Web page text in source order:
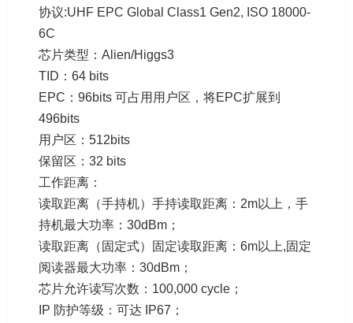
协议:UHF EPC Global Class1 Gen2, ISO 18000-
6C
芯片类型：Alien/Higgs3
TID：64 bits
EPC：96bits 可占用用户区，将EPC扩展到
496bits
用户区：512bits
保留区：32 bits
工作距离：
读取距离（手持机）手持读取距离：2m以上，手
持机最大功率：30dBm；
读取距离（固定式）固定读取距离：6m以上,固定
阅读器最大功率：30dBm；
芯片允许读写次数：100,000 cycle；
IP 防护等级：可达 IP67；